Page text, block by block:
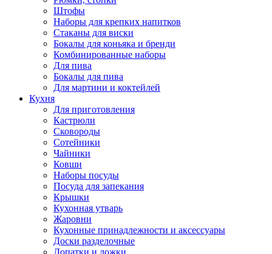
Штофы
Наборы для крепких напитков
Стаканы для виски
Бокалы для коньяка и бренди
Комбинированные наборы
Для пива
Бокалы для пива
Для мартини и коктейлей
Кухня
Для приготовления
Кастрюли
Сковороды
Сотейники
Чайники
Ковши
Наборы посуды
Посуда для запекания
Крышки
Кухонная утварь
Жаровни
Кухонные принадлежности и аксессуары
Доски разделочные
Лопатки и ложки